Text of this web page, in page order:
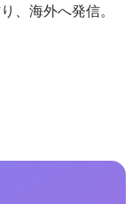
、海外へ発信。